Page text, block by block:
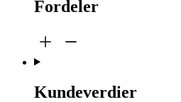
Fordeler
Kundeverdier